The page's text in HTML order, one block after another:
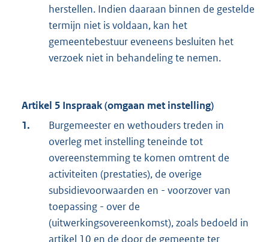
herstellen. Indien daaraan binnen de gestelde
termijn niet is voldaan, kan het
gemeentebestuur eveneens besluiten het
verzoek niet in behandeling te nemen.
Artikel 5 Inspraak (omgaan met instelling)
1.
Burgemeester en wethouders treden in
overleg met instelling teneinde tot
overeenstemming te komen omtrent de
activiteiten (prestaties), de overige
subsidievoorwaarden en - voorzover van
toepassing - over de
(uitwerkingsovereenkomst), zoals bedoeld in
artikel 10 en de door de gemeente ter